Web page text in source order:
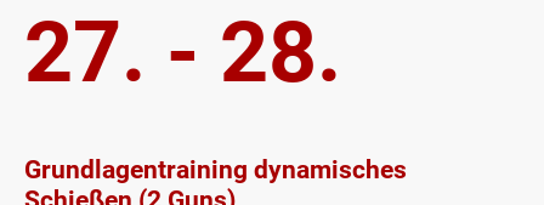
27. - 28.
Grundlagentraining dynamisches